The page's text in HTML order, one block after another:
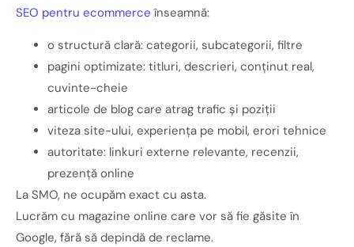
SEO pentru ecommerce înseamnă:
o structură clară: categorii, subcategorii, filtre
pagini optimizate: titluri, descrieri, conținut real,
cuvinte-cheie
articole de blog care atrag trafic și poziții
viteza site-ului, experiența pe mobil, erori tehnice
autoritate: linkuri externe relevante, recenzii,
prezență online
La SMO, ne ocupăm exact cu asta.
Lucrăm cu magazine online care vor să fie găsite în
Google, fără să depindă de reclame.